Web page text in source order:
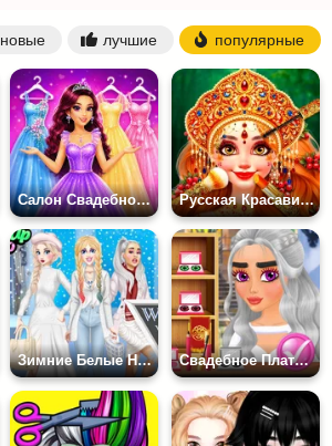
новые лучшие популярные
Салон Свадебного Макияжа Русская Красавица: Терем красоты
Зимние Белые Наряды Свадебное Платье Королевы Драконов